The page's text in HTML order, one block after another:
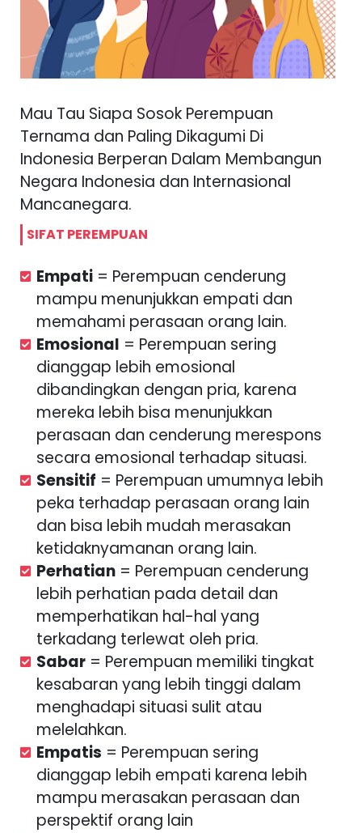
Mau Tau Siapa Sosok Perempuan
Ternama dan Paling Dikagumi Di
Indonesia Berperan Dalam Membangun
Negara Indonesia dan Internasional
Mancanegara.
SIFAT PEREMPUAN
Empati = Perempuan cenderung
mampu menunjukkan empati dan
memahami perasaan orang lain.
Emosional = Perempuan sering
dianggap lebih emosional
dibandingkan dengan pria, karena
mereka lebih bisa menunjukkan
perasaan dan cenderung merespons
secara emosional terhadap situasi.
Sensitif = Perempuan umumnya lebih
peka terhadap perasaan orang lain
dan bisa lebih mudah merasakan
ketidaknyamanan orang lain.
Perhatian = Perempuan cenderung
lebih perhatian pada detail dan
memperhatikan hal-hal yang
terkadang terlewat oleh pria.
Sabar = Perempuan memiliki tingkat
kesabaran yang lebih tinggi dalam
menghadapi situasi sulit atau
melelahkan.
Empatis = Perempuan sering
dianggap lebih empati karena lebih
mampu merasakan perasaan dan
perspektif orang lain
S
e
b
el
u
m
n